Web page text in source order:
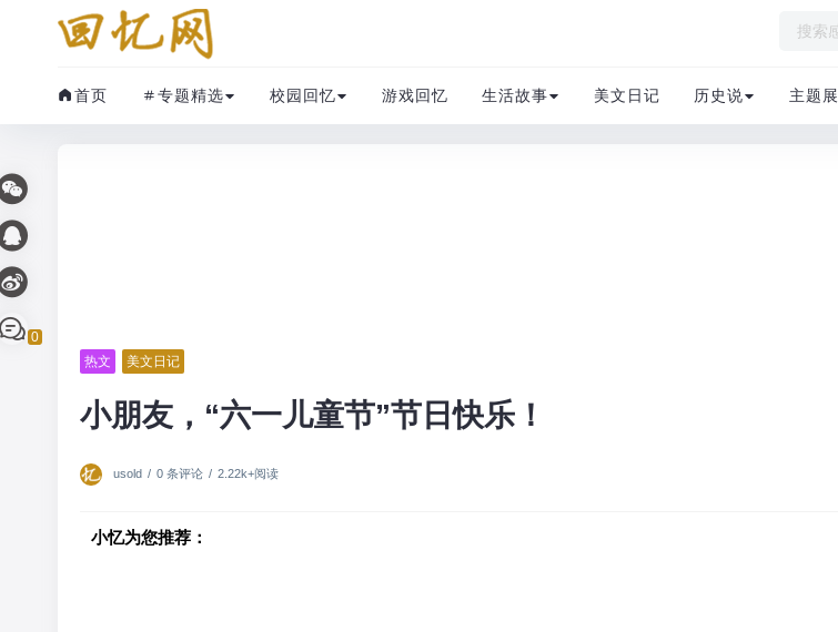
首页 专题精选 校园回忆 游戏回忆 生活故事 美文日记 历史说 主题展
热文 美文日记
小朋友，“六一儿童节”节日快乐！
usold / 0 条评论 / 2.22k+阅读
小忆为您推荐：
0